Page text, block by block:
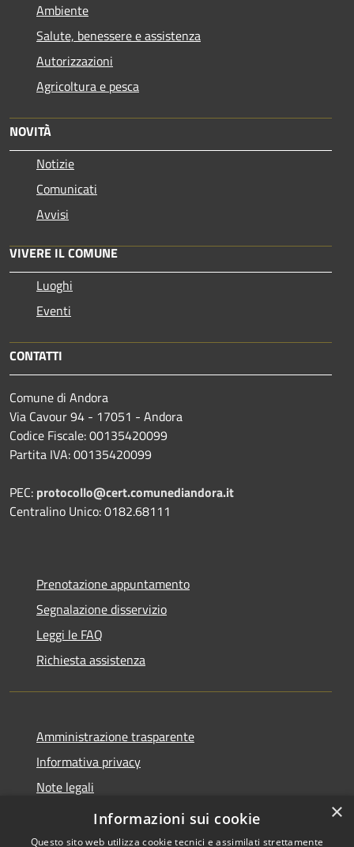
Ambiente
Salute, benessere e assistenza
Autorizzazioni
Agricoltura e pesca
NOVITÀ
Notizie
Comunicati
Avvisi
VIVERE IL COMUNE
Luoghi
Eventi
CONTATTI
Comune di Andora
Via Cavour 94 - 17051 - Andora
Codice Fiscale: 00135420099
Partita IVA: 00135420099
PEC: protocollo@cert.comunediandora.it
Centralino Unico: 0182.68111
Prenotazione appuntamento
Segnalazione disservizio
Leggi le FAQ
Richiesta assistenza
Amministrazione trasparente
Informativa privacy
Note legali
Dichiarazione di accessibilità
×
Informazioni sui cookie
Questo sito web utilizza cookie tecnici e assimilati strettamente